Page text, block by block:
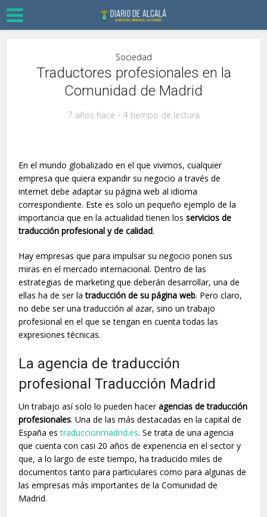
Sociedad
Traductores profesionales en la
Comunidad de Madrid
7 años hace 4 tiempo de lectura
En el mundo globalizado en el que vivimos, cualquier
empresa que quiera expandir su negocio a través de
internet debe adaptar su página web al idioma
correspondiente. Este es solo un pequeño ejemplo de la
importancia que en la actualidad tienen losservicios de
traducción profesional y de calidad.
Hay empresas que para impulsar su negocio ponen sus
miras en el mercado internacional. Dentro de las
estrategias de marketing que deberán desarrollar, una de
ellas ha de ser latraducción de su página web. Pero claro,
no debe ser una traducción al azar, sino un trabajo
profesional en el que se tengan en cuenta todas las
expresiones técnicas.
La agencia de traducción
profesional Traducción Madrid
Un trabajo así solo lo pueden haceragencias de traducción
profesionales. Una de las más destacadas en la capital de
España estraduccionmadrid.es. Se trata de una agencia
que cuenta con casi 20 años de experiencia en el sector y
que, a lo largo de este tiempo, ha traducido miles de
documentos tanto para particulares como para algunas de
las empresas más importantes de la Comunidad de
Madrid.